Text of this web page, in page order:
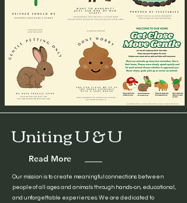
Uniting U & U
Read More
Our mission is to create meaningful connections between
people of all ages and animals through hands-on, educational,
and unforgettable experiences. We are dedicated to